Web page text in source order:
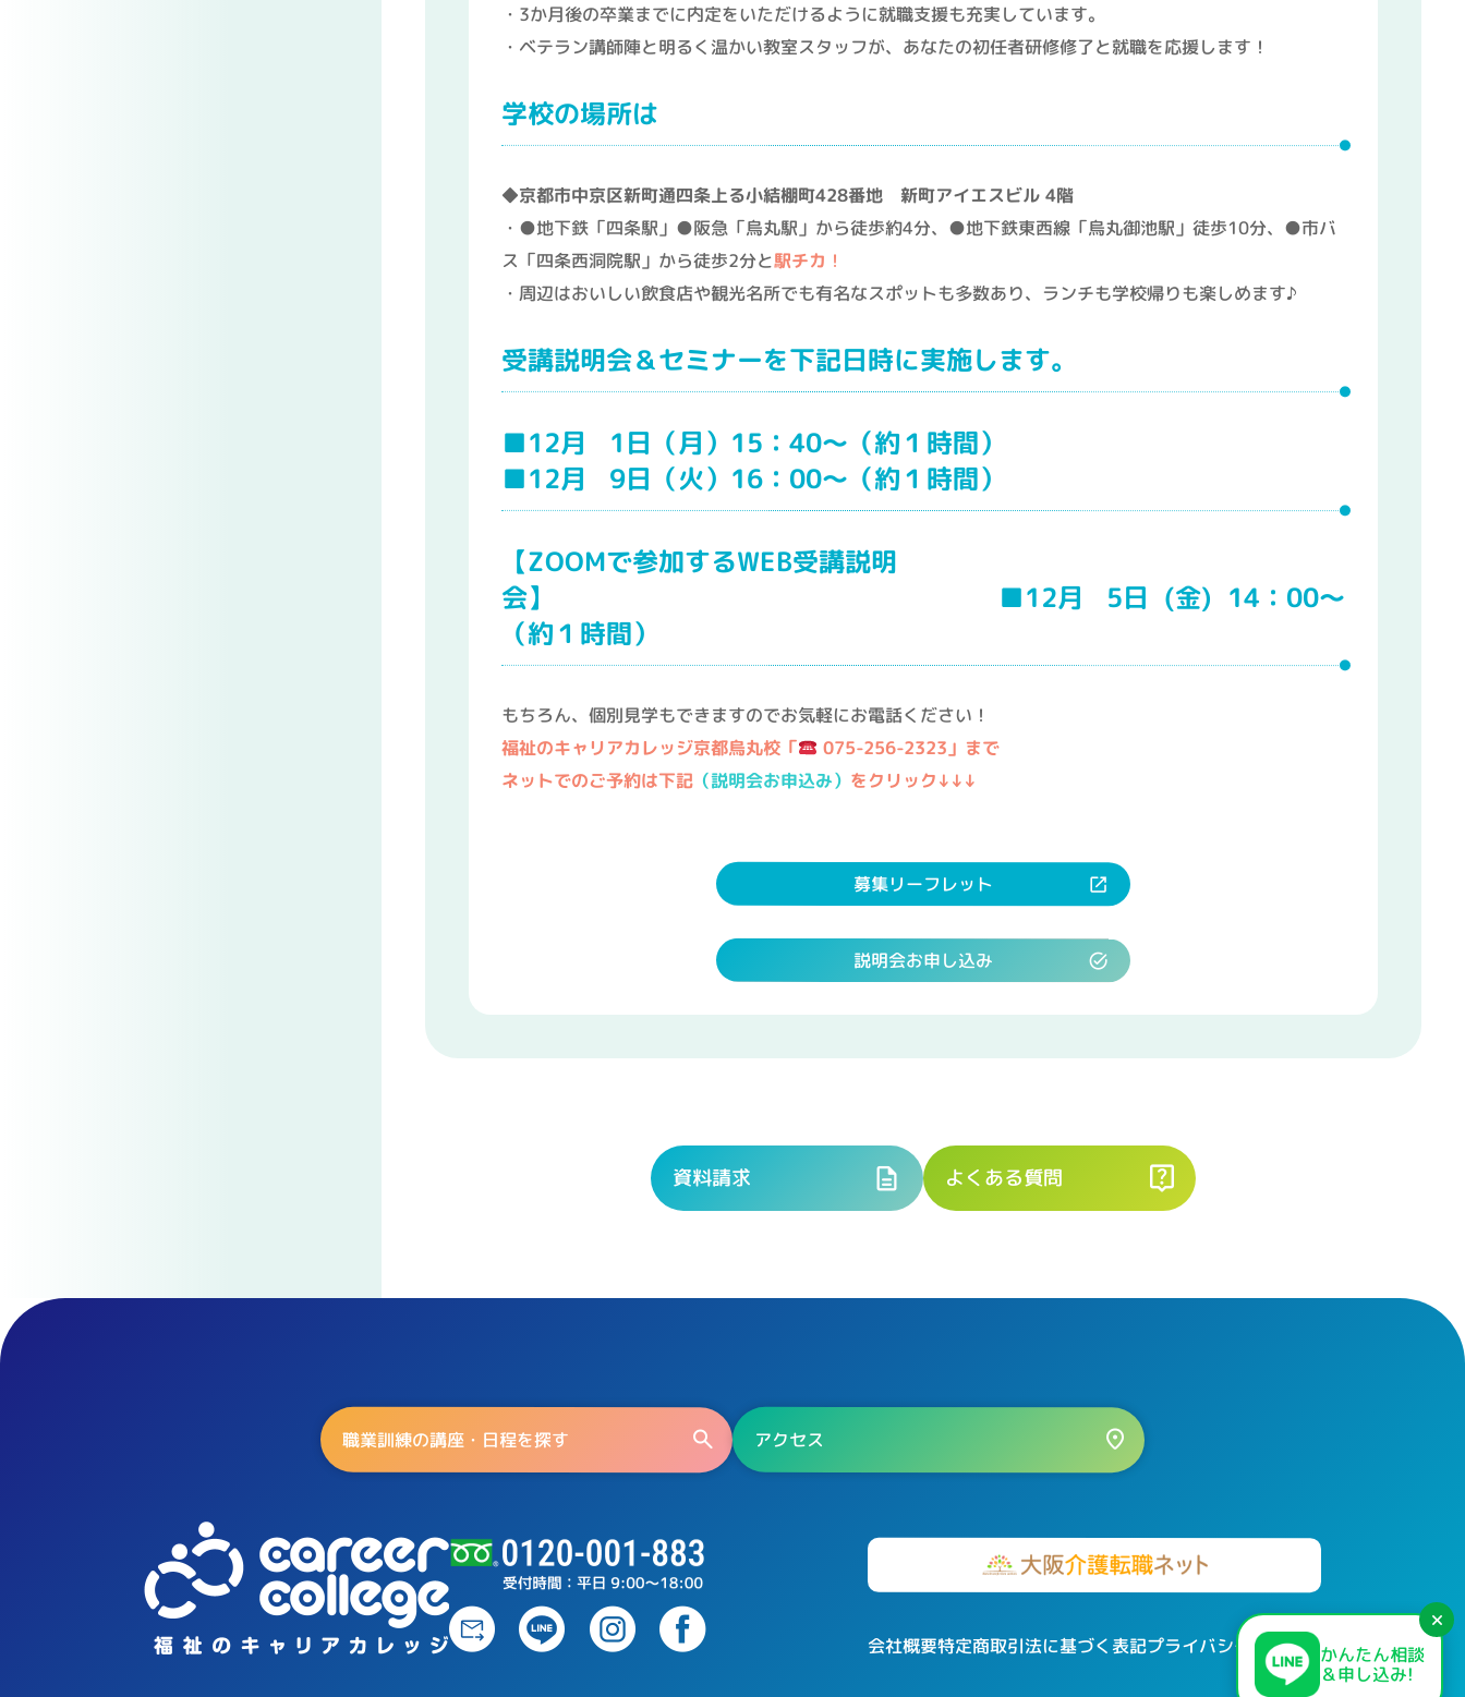
・3か月後の卒業までに内定をいただけるように就職支援も充実しています。
・ベテラン講師陣と明るく温かい教室スタッフが、あなたの初任者研修修了と就職を応援します！
学校の場所は
◆京都市中京区新町通四条上る小結棚町428番地 新町アイエスビル 4階
・●地下鉄「四条駅」●阪急「烏丸駅」から徒歩約4分、●地下鉄東西線「烏丸御池駅」徒歩10分、●市バ
ス「四条西洞院駅」から徒歩2分と駅チカ ！
・周辺はおいしい飲食店や観光名所でも有名なスポットも多数あり、ランチも学校帰りも楽しめます♪
受講説明会＆セミナーを下記日時に実施します。
■12月 1日（月）15：40～（約１時間）
■12月 9日（火）16：00～（約１時間）
【ZOOMで参加するWEB受講説明
会】 ■12月 5日 (金) 14：00～
（約１時間）
もちろん、個別見学もできますのでお気軽にお電話ください！
福祉のキャリアカレッジ京都烏丸校「 075-256-2323 」まで
ネットでのご予約は下記（説明会お申込み） をクリック↓↓↓
募集リーフレット
説明会お申し込み
資料請求 よくある質問
かんたん相談
＆申し込み!
×
職業訓練の講座・日程を探す アクセス
会社概要特定商取引法に基づく表記プライバシーポリシー